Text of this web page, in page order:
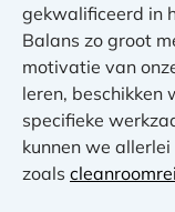
gekwalificeerd in
Balans zo groot
motivatie van
leren, beschikken
specifieke
kunnen we
zoals